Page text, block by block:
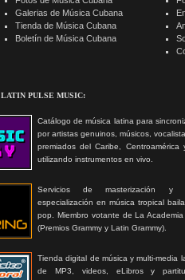
LATIN PULSE MUSIC:
Catálogo de música latina para
por artistas genuinos, músicos,
premiados del Caribe, Centroamérica
utilizando instrumentos en vivo.
Servicios de masterización y
especialización en música tropical
pop. Miembro votante de La
(Premios Grammy y Latin Grammy).
Tienda digital de música y multi-media
de MP3, videos, eLibros y
Galerias de Música Cubana
Tienda de Música Cubana
Boletín de Música Cubana